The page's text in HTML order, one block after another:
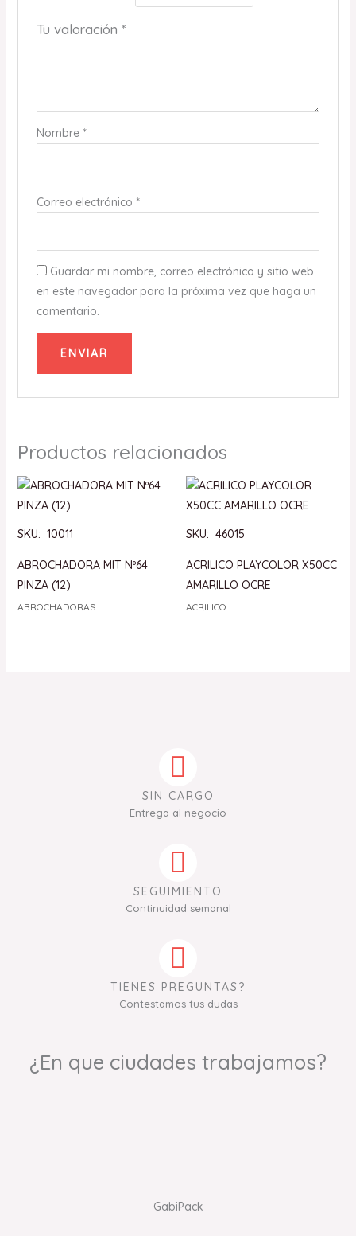
Tu valoración *
Nombre *
Correo electrónico *
Guardar mi nombre, correo electrónico y sitio web
en este navegador para la próxima vez que haga un
comentario.
Productos relacionados
SKU: 10011
ABROCHADORA MIT Nº64
PINZA (12)
ABROCHADORAS
SKU: 46015
ACRILICO PLAYCOLOR X50CC
AMARILLO OCRE
ACRILICO
SIN CARGO
Entrega al negocio
SEGUIMIENTO
Continuidad semanal
TIENES PREGUNTAS?
Contestamos tus dudas
¿En que ciudades trabajamos?
GabiPack